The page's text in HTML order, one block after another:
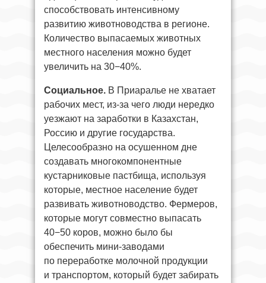
способствовать интенсивному
развитию животноводства в регионе.
Количество выпасаемых животных
местного населения можно будет
увеличить на 30−40%.
Социальное. В Приаралье не хватает
рабочих мест, из-за чего люди нередко
уезжают на заработки в Казахстан,
Россию и другие государства.
Целесообразно на осушенном дне
создавать многокомпонентные
кустарниковые пастбища, используя
которые, местное население будет
развивать животноводство. Фермеров,
которые могут совместно выпасать
40−50 коров, можно было бы
обеспечить мини-заводами
по переработке молочной продукции
и транспортом, который будет забирать